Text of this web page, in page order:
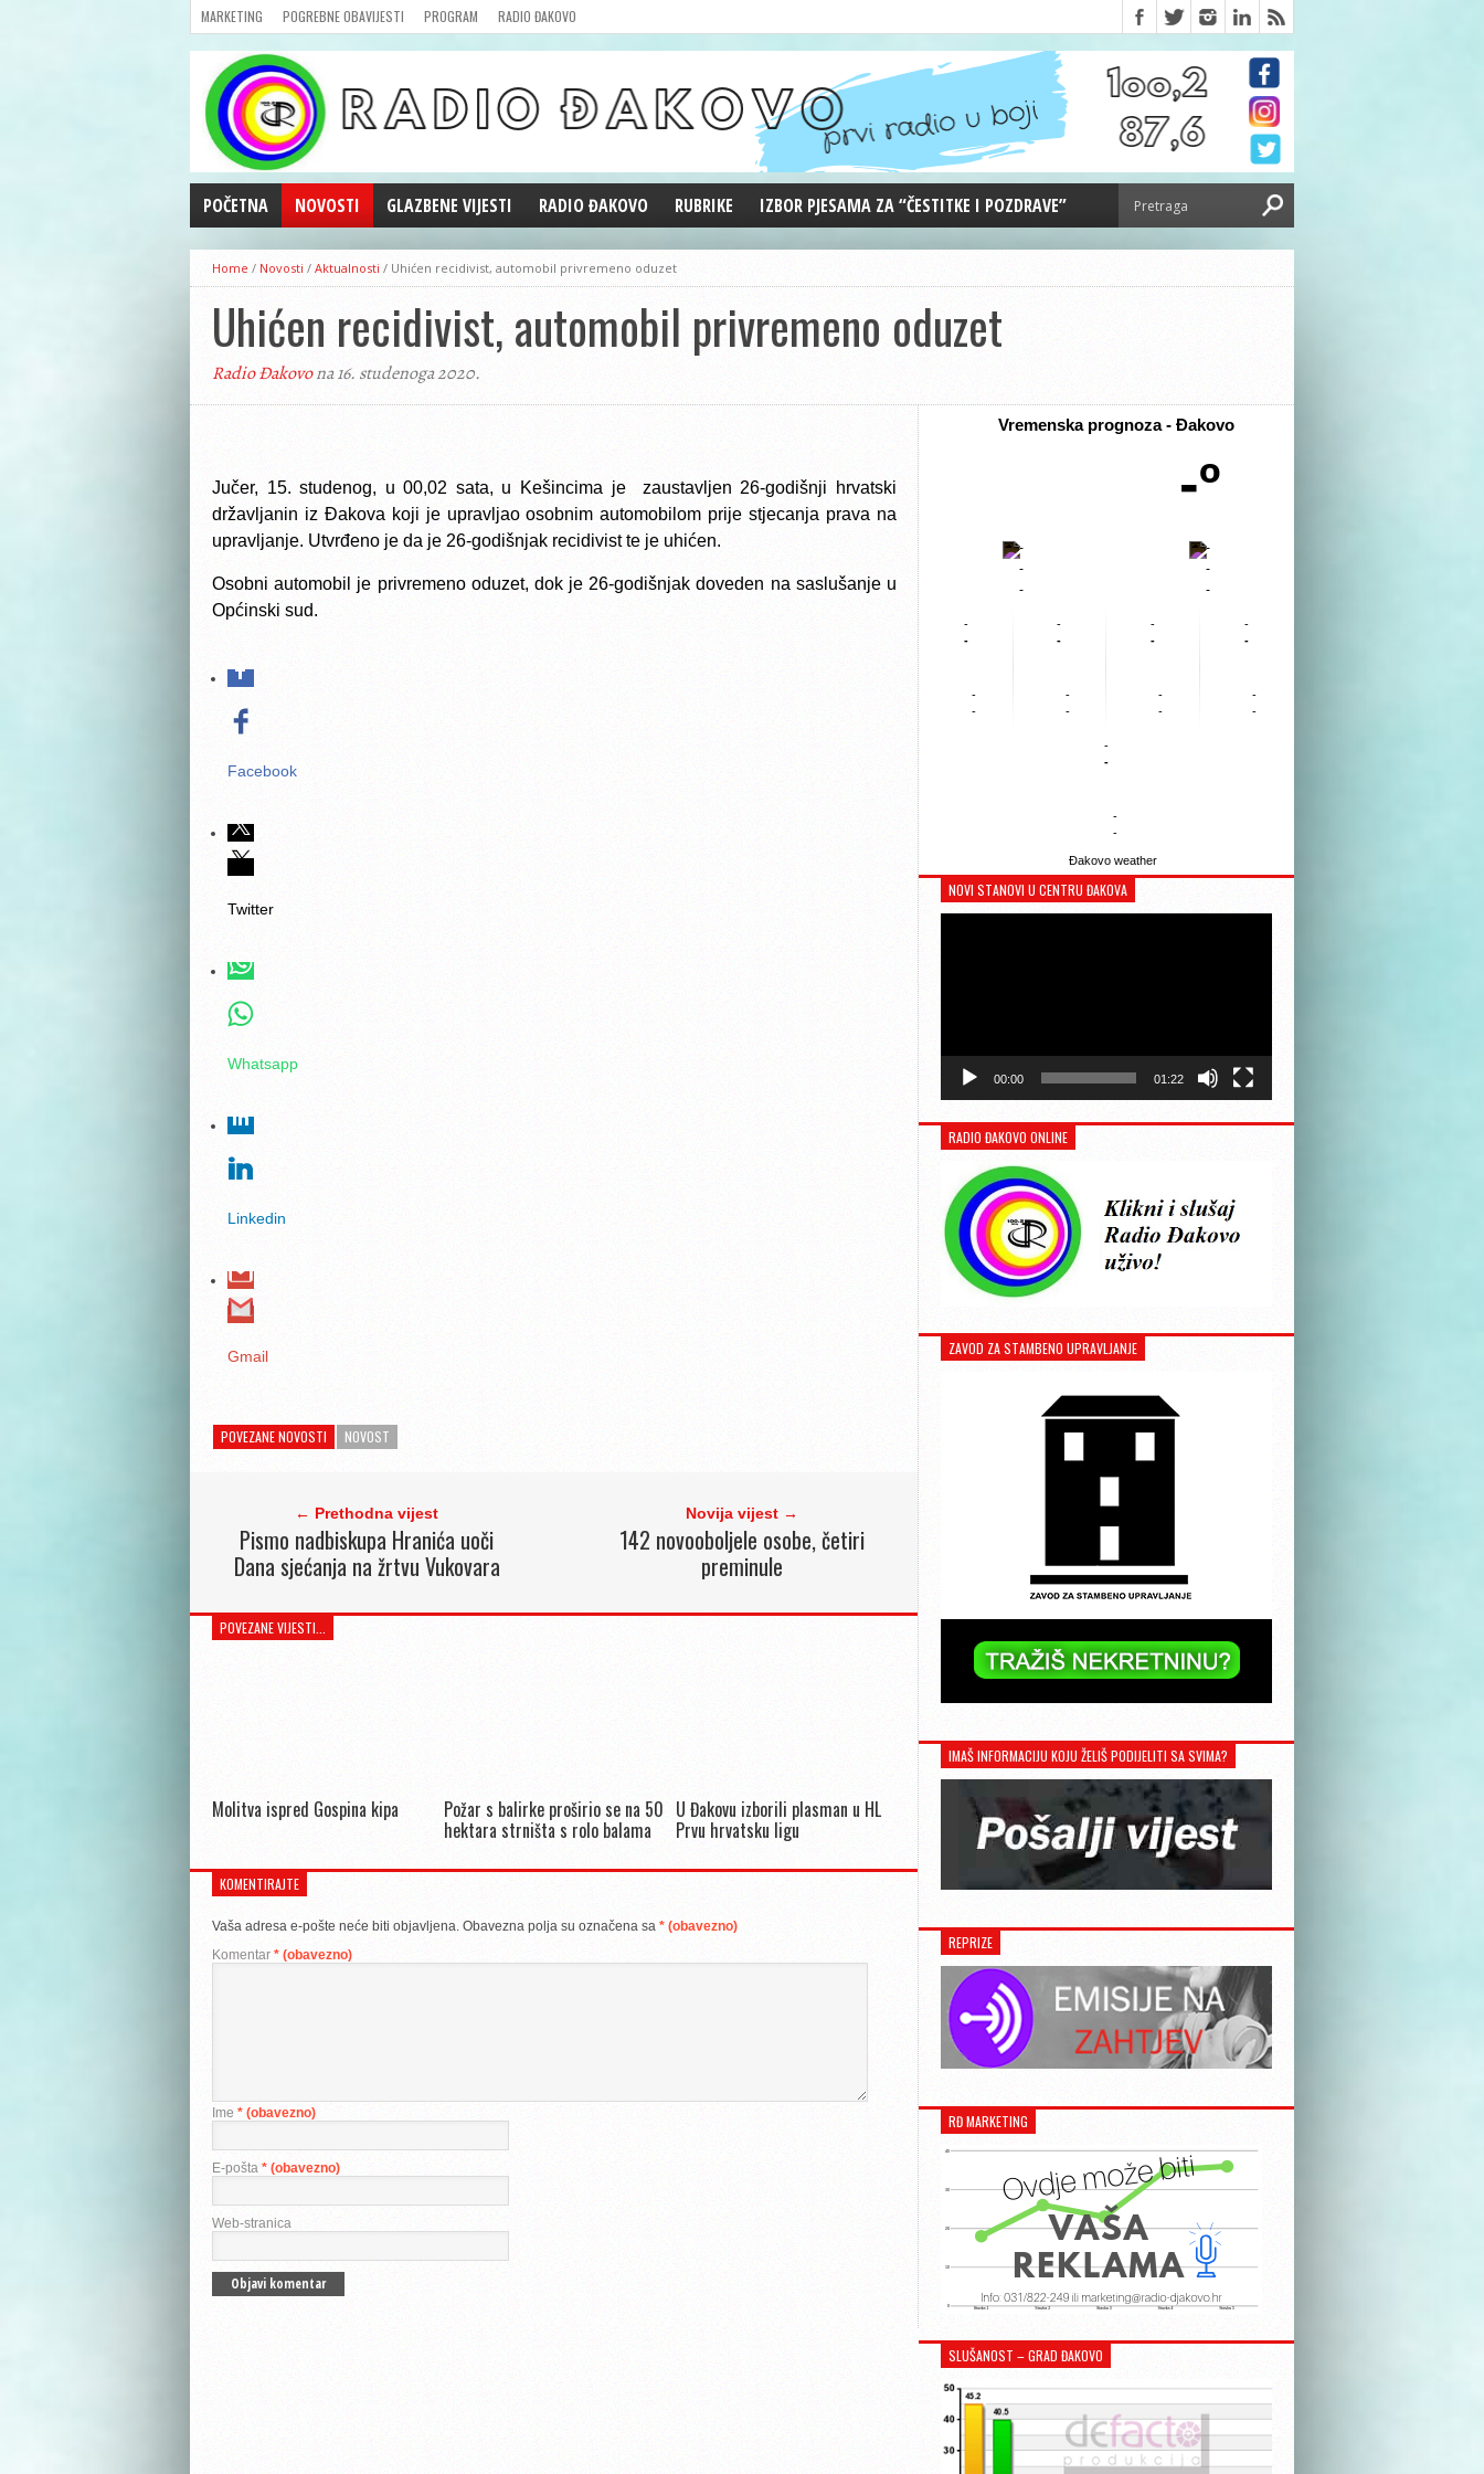
MARKETING POGREBNE OBAVIJESTI PROGRAM RADIO ĐAKOVO
POČETNA NOVOSTI
AKTUALNOSTI
CRNA KRONIKA
POLITIKA
ZANIMLJIVOSTI
GOSPODARSTVO
KULTURA
GLAZBENE VIJESTI RADIO ĐAKOVO
MARKETING
RUBRIKE
REPRIZE EMISIJA
DOBRE VIBRACIJE
ĐAKOVO GRADE
WEB ANKETA
IZBOR PJESAMA ZA “ČESTITKE I POZDRAVE”
Home / Novosti / Aktualnosti / Uhićen recidivist, automobil privremeno oduzet
Uhićen recidivist, automobil privremeno oduzet
Radio Đakovona 16. studenoga 2020.
Jučer, 15. studenog, u 00,02 sata, u Kešincima je zaustavljen 26-godišnji hrvatski
državljanin iz Đakova koji je upravljao osobnim automobilom prije stjecanja prava na
upravljanje. Utvrđeno je da je 26-godišnjak recidivist te je uhićen.
Osobni automobil je privremeno oduzet, dok je 26-godišnjak doveden na saslušanje u
Općinski sud.
Facebook
Twitter
Whatsapp
Linkedin
Gmail
POVEZANE NOVOSTI NOVOST
← Prethodna vijest
Pismo nadbiskupa Hranića uoči
Dana sjećanja na žrtvu Vukovara
Novija vijest →
142 novooboljele osobe, četiri
preminule
POVEZANE VIJESTI...
Molitva ispred Gospina kipa Požar s balirke proširio se na 50
hektara strništa s rolo balama
U Đakovu izborili plasman u HL
Prvu hrvatsku ligu
KOMENTIRAJTE
Vaša adresa e-pošte neće biti objavljena. Obavezna polja su označena sa * (obavezno)
Komentar * (obavezno)
Ime * (obavezno)
E-pošta * (obavezno)
Web-stranica
Vremenska prognoza - Đakovo
-º
-
-
-
-
-
-
-
-
-
-
-
-
-
-
-
-
-
-
-
-
-
-
-
-
-
-
Đakovo weather
NOVI STANOVI U CENTRU ĐAKOVA
00:00 01:22
RADIO ĐAKOVO ONLINE
ZAVOD ZA STAMBENO UPRAVLJANJE
IMAŠ INFORMACIJU KOJU ŽELIŠ PODIJELITI SA SVIMA?
REPRIZE
RĐ MARKETING
SLUŠANOST – GRAD ĐAKOVO